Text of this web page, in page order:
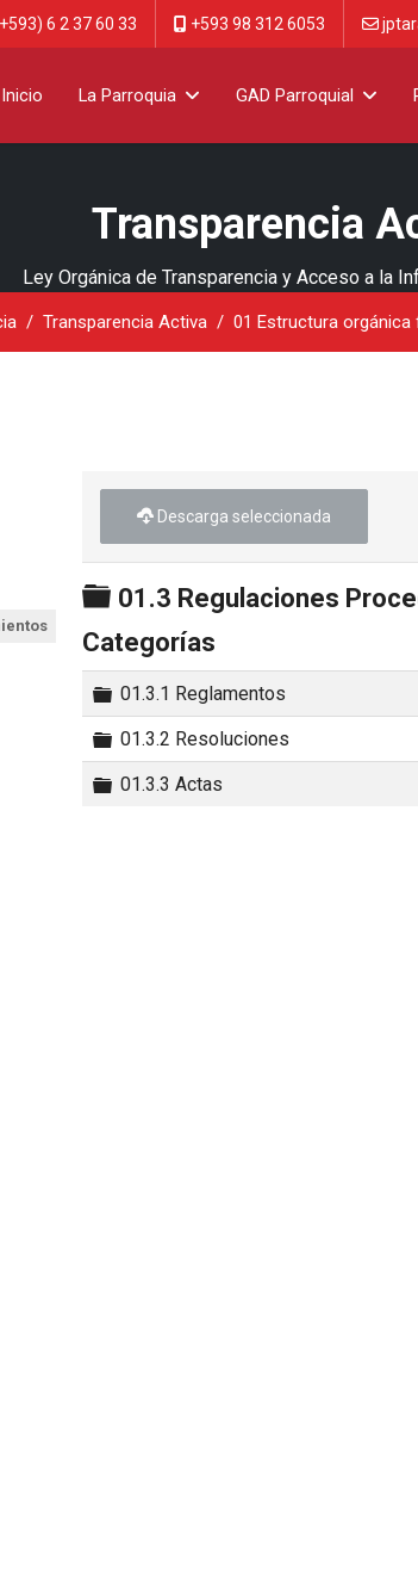
6 2 37 60 33 +593 98 312 6053
Inicio La Parroquia GAD Parroquial
Transparencia
Ley Orgánica de Transparencia y Acceso a la
Transparencia Activa 01 Estructura orgánica
Descarga seleccionada
Carpeta
01.3 Regulaciones
Categorías
Carpeta
01.3.1 Reglamentos
Carpeta
01.3.2 Resoluciones
Carpeta
01.3.3 Actas